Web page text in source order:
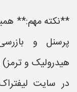
**نکته مهم:**
پرسنل و
هیدرولیک و
در سایت